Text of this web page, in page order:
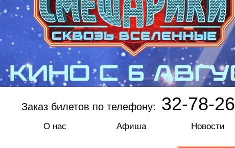
Заказ билетов по телефону: 32-78-26
О нас Афиша Новости